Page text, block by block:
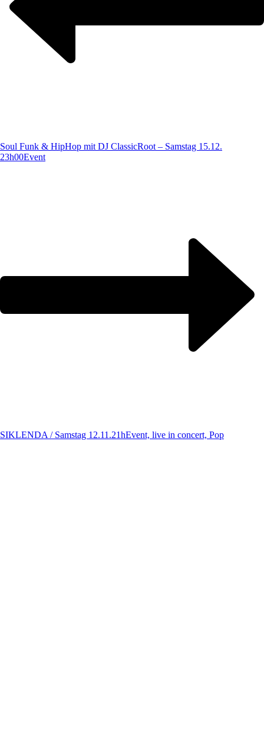
Soul Funk & HipHop mit DJ ClassicRoot – Samstag 15.12.
23h00Event
SIKLENDA / Samstag 12.11.21hEvent, live in concert, Pop